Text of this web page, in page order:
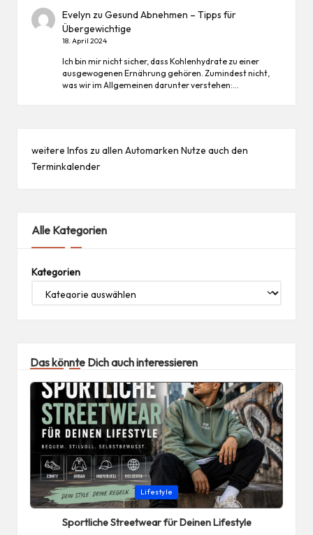
Evelyn zuGesund Abnehmen – Tipps für
Übergewichtige
18. April 2024
Ich bin mir nicht sicher, dass Kohlenhydrate zu einer
ausgewogenen Ernährung gehören. Zumindest nicht,
was wir im Allgemeinen darunter verstehen:…
weitere Infos zu allen Automarken Nutze auch den
Terminkalender
Alle Kategorien
Kategorien
Das könnte Dich auch interessieren
Posted
in
Lifestyle
Sportliche Streetwear für Deinen Lifestyle